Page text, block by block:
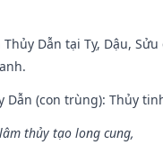
Thủy Dẫn tại Tỵ, Dậu,
Dẫn (con trùng): Thủy
thủy tạo long cung,